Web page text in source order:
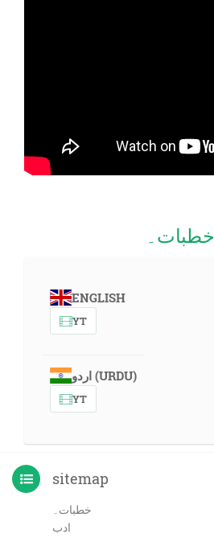
خطبات۔
ENGLISH
YT
اردو (URDU)
YT
sitemap
خطبات۔
ادب